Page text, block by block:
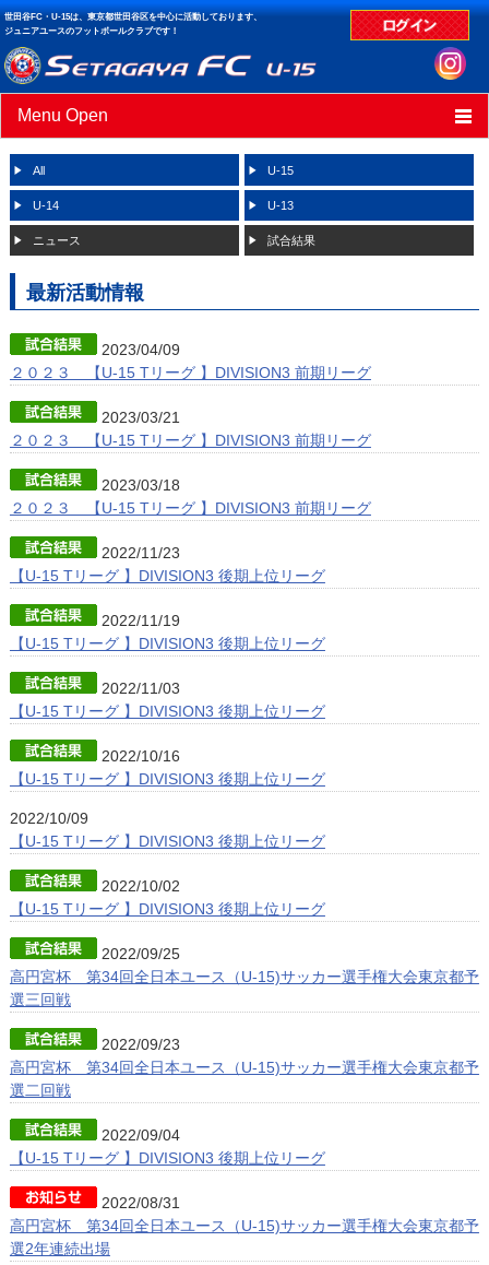
世田谷FC・U-15は、東京都世田谷区を中心に活動しております、
ジュニアユースのフットボールクラブです！
Menu Open
スケジュール
クラブデータ
試合結果
All U-15
U-14 U-13
ニュース 試合結果
最新活動情報
2023/04/09
２０２３ 【U-15 Tリーグ 】DIVISION3 前期リーグ
2023/03/21
２０２３ 【U-15 Tリーグ 】DIVISION3 前期リーグ
2023/03/18
２０２３ 【U-15 Tリーグ 】DIVISION3 前期リーグ
2022/11/23
【U-15 Tリーグ 】DIVISION3 後期上位リーグ
2022/11/19
【U-15 Tリーグ 】DIVISION3 後期上位リーグ
2022/11/03
【U-15 Tリーグ 】DIVISION3 後期上位リーグ
2022/10/16
【U-15 Tリーグ 】DIVISION3 後期上位リーグ
2022/10/09
【U-15 Tリーグ 】DIVISION3 後期上位リーグ
2022/10/02
【U-15 Tリーグ 】DIVISION3 後期上位リーグ
2022/09/25
高円宮杯 第34回全日本ユース（U-15)サッカー選手権大会東京都予
選三回戦
2022/09/23
高円宮杯 第34回全日本ユース（U-15)サッカー選手権大会東京都予
選二回戦
2022/09/04
【U-15 Tリーグ 】DIVISION3 後期上位リーグ
2022/08/31
高円宮杯 第34回全日本ユース（U-15)サッカー選手権大会東京都予
選2年連続出場